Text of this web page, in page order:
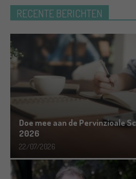
RECENTE BERICHTEN
Doe mee aan de Pervinzioale
2026
22/07/2026